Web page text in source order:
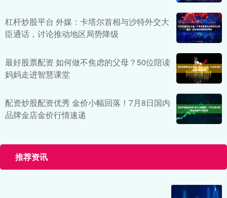
杠杆炒股平台 外媒：卡塔尔首相与沙特外交大
臣通话，讨论推动地区局势降级
最好股票配资 如何做不焦虑的父母？50位陪读
妈妈走进智慧课堂
配资炒股配资优秀 金价小幅回落！7月8日国内
品牌金店金价行情速递
推荐资讯